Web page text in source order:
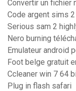
Convertir un fichier
Code argent sims
Serious sam 2
Nero burning
Emulateur android
Foot belge gratuit
Ccleaner win 7 64
Plug in flash safari